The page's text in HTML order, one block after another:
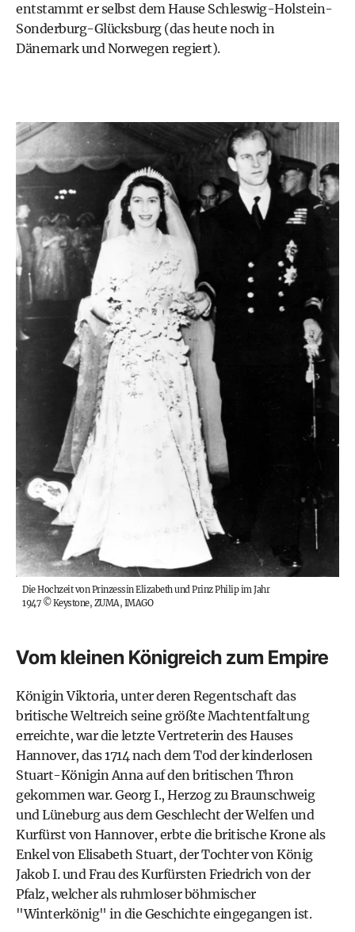
entstammt er selbst dem Hause Schleswig-Holstein-
Sonderburg-Glücksburg (das heute noch in
Dänemark und Norwegen regiert).
Die Hochzeit von Prinzessin Elizabeth und Prinz Philip im Jahr
1947©Keystone, ZUMA, IMAGO
Vom kleinen Königreich zum Empire
Königin Viktoria, unter deren Regentschaft das
britische Weltreich seine größte Machtentfaltung
erreichte, war die letzte Vertreterin des Hauses
Hannover, das 1714 nach dem Tod der kinderlosen
Stuart-Königin Anna auf den britischen Thron
gekommen war. Georg I., Herzog zu Braunschweig
und Lüneburg aus dem Geschlecht der Welfen und
Kurfürst von Hannover, erbte die britische Krone als
Enkel von Elisabeth Stuart, der Tochter von König
Jakob I. und Frau des Kurfürsten Friedrich von der
Pfalz, welcher als ruhmloser böhmischer
"Winterkönig" in die Geschichte eingegangen ist.